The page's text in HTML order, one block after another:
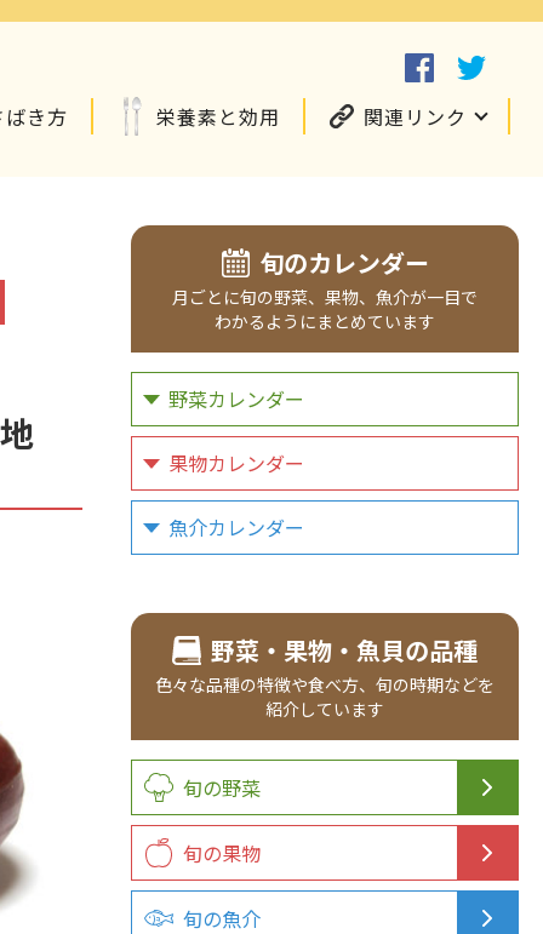
き方 栄養素と効用 関連リンク
旬のカレンダー
月ごとに旬の野菜、 果物、 魚介が一目で
わかるようにまとめています
野菜カレンダー
果物カレンダー
魚介カレンダー
野菜・果物・魚貝の品種
色々な品種の特徴や食べ方、 旬の時期などを
紹介しています
旬の野菜
旬の果物
旬の魚介